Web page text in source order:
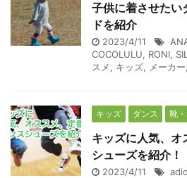
子供に着させたい
ドを紹介
2023/4/11
COCOLULU, RONI,
スメ, キッズ, メーカー,
キッズ ダンス 靴
キッズに人気、オ
シューズを紹介！
2023/4/11